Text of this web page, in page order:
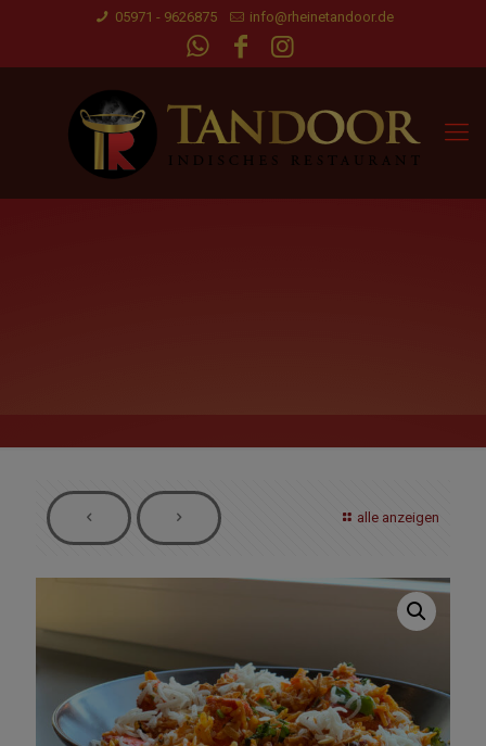
05971 - 9626875 info@rheinetandoor.de
alle anzeigen